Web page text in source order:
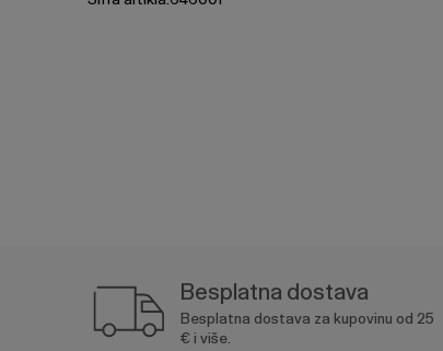
Besplatna dostava
Besplatna dostava za kupovinu od 25
€ i više.